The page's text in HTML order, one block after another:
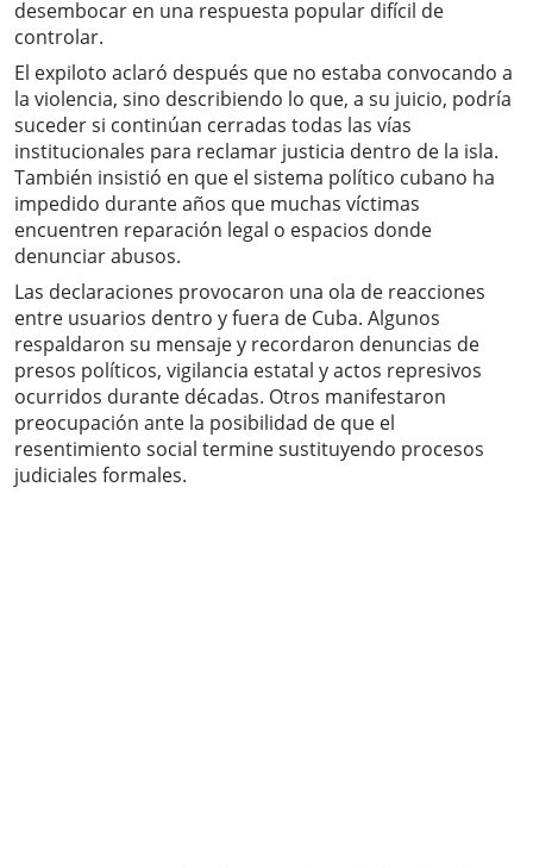
desembocar en una respuesta popular difícil de
controlar.
El expiloto aclaró después que no estaba convocando a
la violencia, sino describiendo lo que, a su juicio, podría
suceder si continúan cerradas todas las vías
institucionales para reclamar justicia dentro de la isla.
También insistió en que el sistema político cubano ha
impedido durante años que muchas víctimas
encuentren reparación legal o espacios donde
denunciar abusos.
Las declaraciones provocaron una ola de reacciones
entre usuarios dentro y fuera de Cuba. Algunos
respaldaron su mensaje y recordaron denuncias de
presos políticos, vigilancia estatal y actos represivos
ocurridos durante décadas. Otros manifestaron
preocupación ante la posibilidad de que el
resentimiento social termine sustituyendo procesos
judiciales formales.